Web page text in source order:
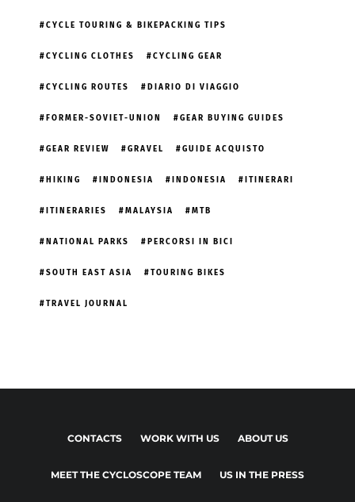
CYCLE TOURING & BIKEPACKING TIPS
CYCLING CLOTHES CYCLING GEAR
CYCLING ROUTES DIARIO DI VIAGGIO
FORMER-SOVIET-UNION GEAR BUYING GUIDES
GEAR REVIEW GRAVEL GUIDE ACQUISTO
HIKING INDONESIA INDONESIA ITINERARI
ITINERARIES MALAYSIA MTB
NATIONAL PARKS PERCORSI IN BICI
SOUTH EAST ASIA TOURING BIKES
TRAVEL JOURNAL
CONTACTS WORK WITH US ABOUT US
MEET THE CYCLOSCOPE TEAM US IN THE PRESS